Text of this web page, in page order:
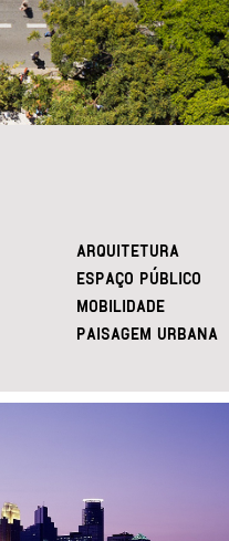
ARQUITETURA
ESPAÇO PÚBLICO
MOBILIDADE
PAISAGEM URBANA